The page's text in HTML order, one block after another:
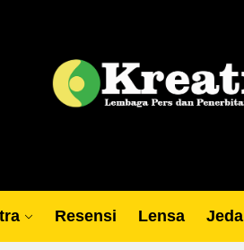
Resensi Lensa Jeda